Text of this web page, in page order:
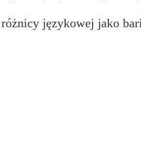
różnicy językowej jako